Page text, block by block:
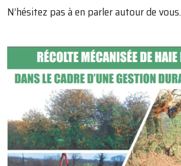
N’hésitez pas à en parler autour de vous.